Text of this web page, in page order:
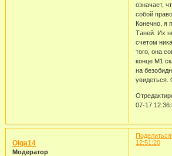
означает,
собой
Конечно, я
Таней. Их
счетом
того, она
конце М1
на
увидеться.
07-17
Поделиться
12:51:20
Olga14
Модератор